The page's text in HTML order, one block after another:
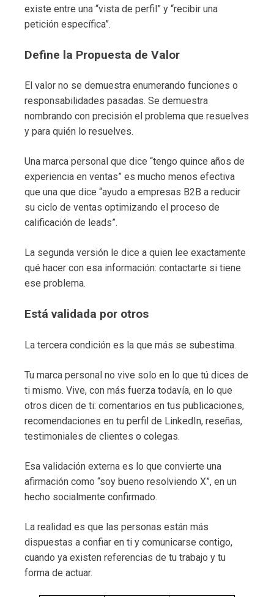
existe entre una “vista de perfil” y “recibir una
petición específica”.
Define la Propuesta de Valor
El valor no se demuestra enumerando funciones o
responsabilidades pasadas. Se demuestra
nombrando con precisión el problema que resuelves
y para quién lo resuelves.
Una marca personal que dice “tengo quince años de
experiencia en ventas” es mucho menos efectiva
que una que dice “ayudo a empresas B2B a reducir
su ciclo de ventas optimizando el proceso de
calificación de leads”.
La segunda versión le dice a quien lee exactamente
qué hacer con esa información: contactarte si tiene
ese problema.
Está validada por otros
La tercera condición es la que más se subestima.
Tu marca personal no vive solo en lo que tú dices de
ti mismo. Vive, con más fuerza todavía, en lo que
otros dicen de ti: comentarios en tus publicaciones,
recomendaciones en tu perfil de LinkedIn, reseñas,
testimoniales de clientes o colegas.
Esa validación externa es lo que convierte una
afirmación como “soy bueno resolviendo X”, en un
hecho socialmente confirmado.
La realidad es que las personas están más
dispuestas a confiar en ti y comunicarse contigo,
cuando ya existen referencias de tu trabajo y tu
forma de actuar.